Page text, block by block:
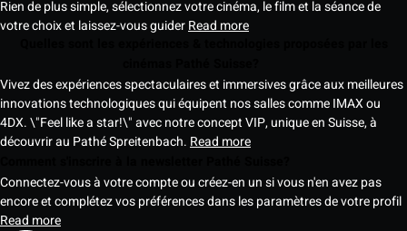
Rien de plus simple, sélectionnez votre cinéma, le film et la séance de
votre choix et laissez-vous guiderRead more
Vivez des expériences spectaculaires et immersives grâce aux meilleures
innovations technologiques qui équipent nos salles comme IMAX ou
4DX. \"Feel like a star!\" avec notre concept VIP, unique en Suisse, à
découvrir au Pathé Spreitenbach. Read more
Connectez-vous à votre compte ou créez-en un si vous n'en avez pas
encore et complétez vos préférences dans les paramètres de votre profil
Read more